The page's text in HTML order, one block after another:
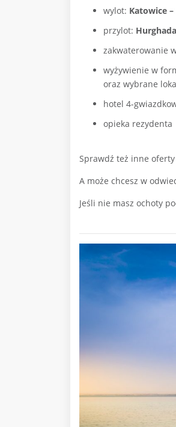
wylot: Katowice
przylot:
zakwaterowanie
wyżywienie w
oraz wybrane
hotel 4-
opieka rezydenta
Sprawdź też inne
A może chcesz w
Jeśli nie masz ochoty